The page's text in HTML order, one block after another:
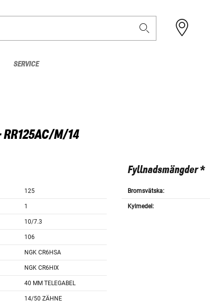
SERVICE
RR125AC/M/14
125
1
10/7.3
106
NGK CR6HSA
NGK CR6HIX
40 MM TELEGABEL
14/50 ZÄHNE
Fyllnadsmängder *
Bromsvätska:
Kylmedel: